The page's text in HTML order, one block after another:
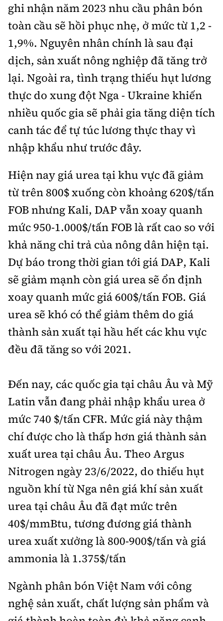
Hotline:
0901 514 799
Quảng cáo và Phát hành:
0915 057 282
Email:
bandoc@baoxaydung.vn
Cấm sao chép dưới mọi hình thức nếu không có sự
chấp thuận bằng văn bản.
Thông tin tòa
soạn
ghi nhận năm 2023 nhu cầu phân bón
toàn cầu sẽ hồi phục nhẹ, ở mức từ 1,2 -
1,9%. Nguyên nhân chính là sau đại
dịch, sản xuất nông nghiệp đã tăng trở
lại. Ngoài ra, tình trạng thiếu hụt lương
thực do xung đột Nga - Ukraine khiến
nhiều quốc gia sẽ phải gia tăng diện tích
canh tác để tự túc lương thực thay vì
nhập khẩu như trước đây.
Hiện nay giá urea tại khu vực đã giảm
từ trên 800$ xuống còn khoảng 620$/tấn
FOB nhưng Kali, DAP vẫn xoay quanh
mức 950-1.000$/tấn FOB là rất cao so với
khả năng chi trả của nông dân hiện tại.
Dự báo trong thời gian tới giá DAP, Kali
sẽ giảm mạnh còn giá urea sẽ ổn định
xoay quanh mức giá 600$/tấn FOB. Giá
urea sẽ khó có thể giảm thêm do giá
thành sản xuất tại hầu hết các khu vực
đều đã tăng so với 2021.
Đến nay, các quốc gia tại châu Âu và Mỹ
Latin vẫn đang phải nhập khẩu urea ở
mức 740 $/tấn CFR. Mức giá này thậm
chí được cho là thấp hơn giá thành sản
xuất urea tại châu Âu. Theo Argus
Nitrogen ngày 23/6/2022, do thiếu hụt
nguồn khí từ Nga nên giá khí sản xuất
urea tại châu Âu đã đạt mức trên
40$/mmBtu, tương đương giá thành
urea xuất xưởng là 800-900$/tấn và giá
ammonia là 1.375$/tấn
Ngành phân bón Việt Nam với công
nghệ sản xuất, chất lượng sản phẩm và